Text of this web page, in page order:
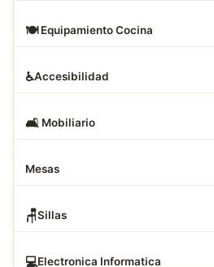
🍽️ Equipamiento Cocina
♿Accesibilidad
🛋 ️ Mobiliario
Mesas
🪑Sillas
💻Electronica Informatica